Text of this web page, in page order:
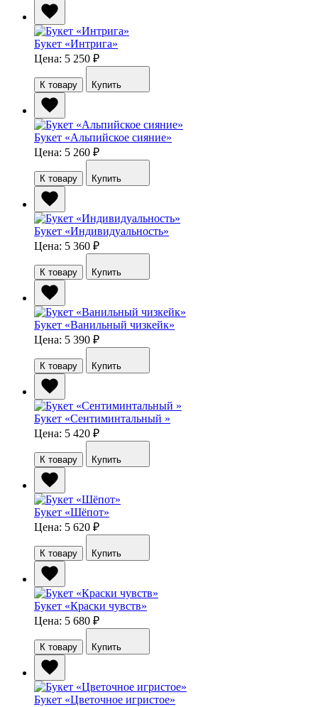
Букет «Интрига»
Цена: 5 250 ₽
К товару Купить
Букет «Альпийское сияние»
Цена: 5 260 ₽
К товару Купить
Букет «Индивидуальность»
Цена: 5 360 ₽
К товару Купить
Букет «Ванильный чизкейк»
Цена: 5 390 ₽
К товару Купить
Букет «Сентиминтальный »
Цена: 5 420 ₽
К товару Купить
Букет «Шёпот»
Цена: 5 620 ₽
К товару Купить
Букет «Краски чувств»
Цена: 5 680 ₽
К товару Купить
Букет «Цветочное игристое»